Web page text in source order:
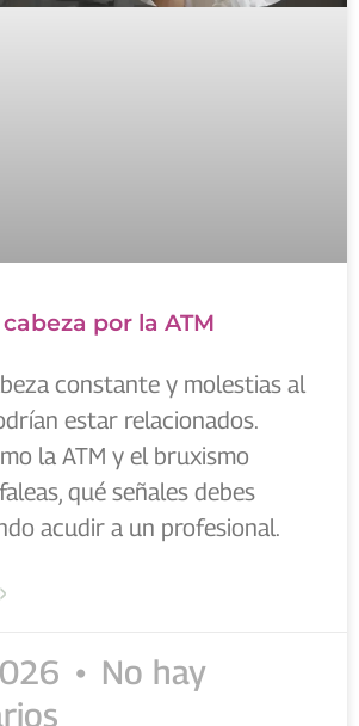
por la ATM
constante y molestias al
estar relacionados.
la ATM y el bruxismo
qué señales debes
acudir a un profesional.
No hay